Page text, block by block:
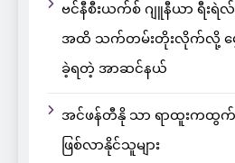
ဗင်နီစီးယက်စ် ဂျူနီယာ ရီးရဲ
အထိ သက်တမ်းတိုးလိုက်လို့ မျှေ
ခဲ့ရတဲ့ အာဆင်နယ်
အင်ဖန်တီနို သာ ရာထူးကထွက်ရ
ဖြစ်လာနိုင်သူများ